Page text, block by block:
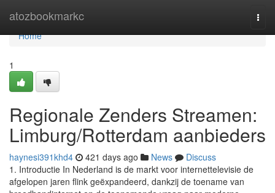
atozbookmarkc
Home
Home
1
Regionale Zenders Streamen:
Limburg/Rotterdam aanbieders
haynesi391khd4 421 days ago News
Discuss
1. Introductie In Nederland is de markt voor internettelevisie de
afgelopen jaren flink geëxpandeerd, dankzij de toename van